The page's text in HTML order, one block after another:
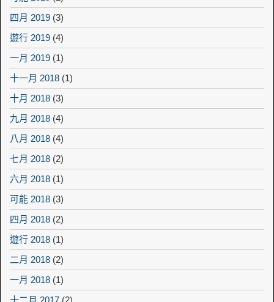
四月 2019 (3)
遊行 2019 (4)
一月 2019 (1)
十一月 2018 (1)
十月 2018 (3)
九月 2018 (4)
八月 2018 (4)
七月 2018 (2)
六月 2018 (1)
可能 2018 (3)
四月 2018 (2)
遊行 2018 (1)
二月 2018 (2)
一月 2018 (1)
十二月 2017 (2)